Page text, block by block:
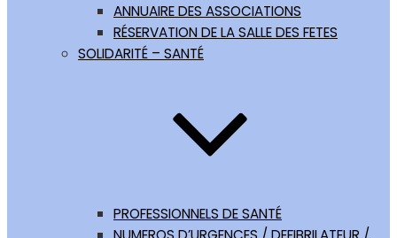
ANNUAIRE DES ASSOCIATIONS
RÉSERVATION DE LA SALLE DES FETES
SOLIDARITÉ – SANTÉ
PROFESSIONNELS DE SANTÉ